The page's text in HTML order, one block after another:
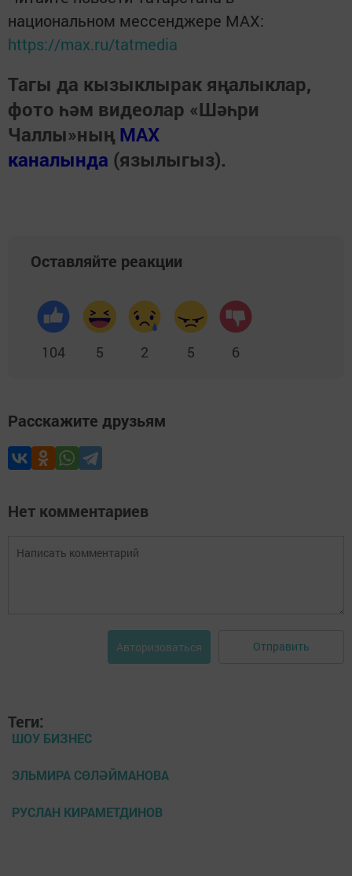
национальном мессенджере MАХ:
https://max.ru/tatmedia
Тагы да кызыклырак яңалыклар,
фото һәм видеолар «Шәһри
Чаллы»ның MAX
каналында (язылыгыз).
Оставляйте реакции
104 5 2 5 6
Расскажите друзьям
Нет комментариев
Авторизоваться Отправить
Теги:
ШОУ БИЗНЕС
ЭЛЬМИРА СӨЛӘЙМАНОВА
РУСЛАН КИРАМЕТДИНОВ